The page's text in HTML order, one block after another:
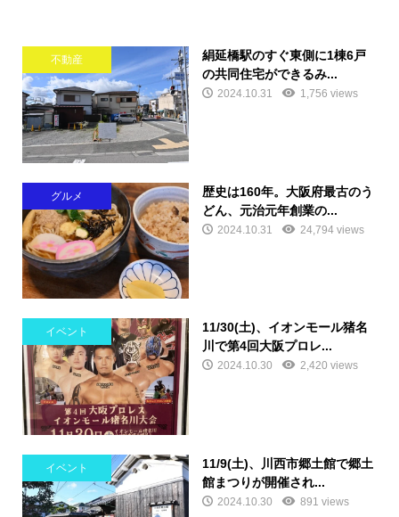
不動産
絹延橋駅のすぐ東側に1棟6戸
の共同住宅ができるみ...
2024.10.31 1,756 views
グルメ
歴史は160年。大阪府最古のう
どん、元治元年創業の...
2024.10.31 24,794 views
イベント
11/30(土)、イオンモール猪名
川で第4回大阪プロレ...
2024.10.30 2,420 views
イベント
11/9(土)、川西市郷土館で郷土
館まつりが開催され...
2024.10.30 891 views